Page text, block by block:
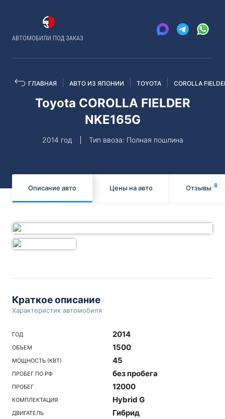
АВТОМОБИЛИ ПОД ЗАКАЗ
ГЛАВНАЯ АВТО ИЗ ЯПОНИИ TOYOTA COROLLA
Toyota COROLLA FIELDER
NKE165G
2014 год Тип ввоза: Полная пошлина
Описание авто Цены на авто Отзывы 8
Краткое описание
Характеристик автомобиля
ГОД 2014
ОБЪЕМ 1500
МОЩНОСТЬ (КВТ) 45
ПРОБЕГ ПО РФ без пробега
ПРОБЕГ 12000
КОМПЛЕКТАЦИЯ Hybrid G
ДВИГАТЕЛЬ Гибрид